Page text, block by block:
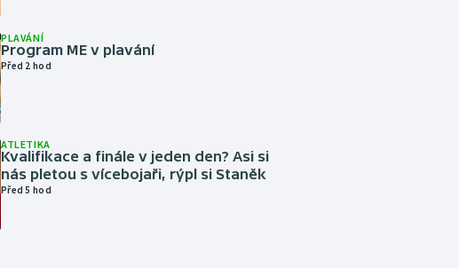
PLAVÁNÍ
Program ME v plavání
Před 2 hod
ATLETIKA
Kvalifikace a finále v jeden den? Asi si
nás pletou s vícebojaři, rýpl si Staněk
Před 5 hod